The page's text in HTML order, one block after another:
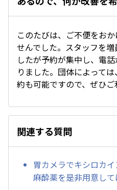
このたびは、ご不便をお
せんでした。スタッフを
したが予約が集中し、電
りました。団体によって
約も可能ですので、ぜひご
関連する質問
胃カメラでキシロカ
麻酔薬を是非用意して